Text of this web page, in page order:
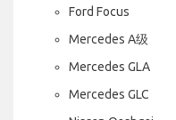
Ford Focus
Mercedes A级
Mercedes GLA
Mercedes GLC